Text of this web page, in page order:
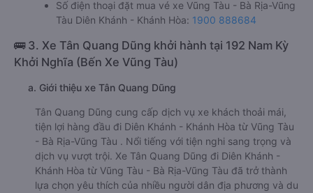
Số điện thoại đặt mua vé xe Vũng Tàu - Bà Rịa-Vũng
Tàu Diên Khánh - Khánh Hòa: 1900 888684
🚌 3. Xe Tân Quang Dũng khởi hành tại 192 Nam Kỳ
Khởi Nghĩa (Bến Xe Vũng Tàu)
a. Giới thiệu xe Tân Quang Dũng
Tân Quang Dũng cung cấp dịch vụ xe khách thoải mái,
tiện lợi hàng đầu đi Diên Khánh - Khánh Hòa từ Vũng Tàu
- Bà Rịa-Vũng Tàu . Nổi tiếng với tiện nghi sang trọng và
dịch vụ vượt trội. Xe Tân Quang Dũng đi Diên Khánh -
Khánh Hòa từ Vũng Tàu - Bà Rịa-Vũng Tàu đã trở thành
lựa chọn yêu thích của nhiều người dân địa phương và du